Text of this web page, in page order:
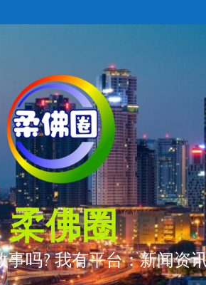
柔佛圈
吗? 我有平台：新闻资